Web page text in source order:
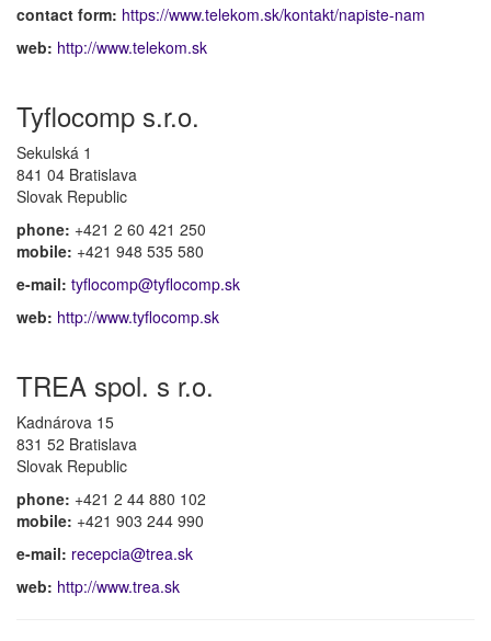
contact form: https://www.telekom.sk/kontakt/napiste-nam
web: http://www.telekom.sk
Tyflocomp s.r.o.
Sekulská 1
841 04 Bratislava
Slovak Republic
phone: +421 2 60 421 250
mobile: +421 948 535 580
e-mail: tyflocomp@tyflocomp.sk
web: http://www.tyflocomp.sk
TREA spol. s r.o.
Kadnárova 15
831 52 Bratislava
Slovak Republic
phone: +421 2 44 880 102
mobile: +421 903 244 990
e-mail: recepcia@trea.sk
web: http://www.trea.sk